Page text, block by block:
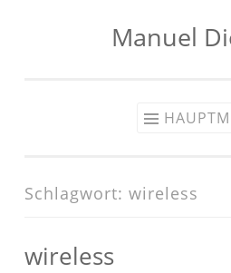
Manuel
Schlagwort: wireless
wireless